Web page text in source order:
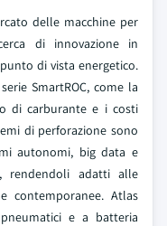
delle macchine per
di innovazione in
di vista energetico.
SmartROC, come la
di carburante e i costi
di perforazione sono
autonomi, big data e
rendendoli adatti alle
contemporanee. Atlas
e a batteria